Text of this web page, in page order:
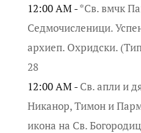
12:00 AM -*Св. вмчк
Седмочисленици.
архиеп. Охридски.
28
12:00 AM - Св. апли и
Никанор, Тимон и
икона на Св.